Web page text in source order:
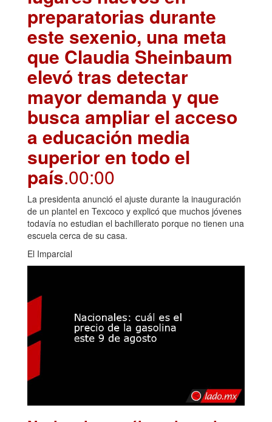
preparatorias durante
este sexenio, una meta
que Claudia Sheinbaum
elevó tras detectar
mayor demanda y que
busca ampliar el acceso
a educación media
superior en todo el
país.00:00
La presidenta anunció el ajuste durante la inauguración
de un plantel en Texcoco y explicó que muchos jóvenes
todavía no estudian el bachillerato porque no tienen una
escuela cerca de su casa.
El Imparcial